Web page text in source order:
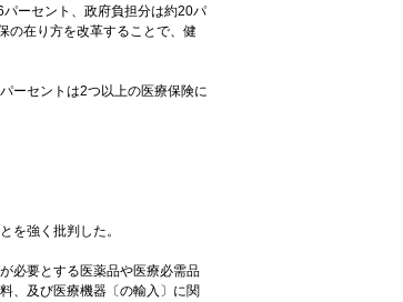
ーセント、政府負担分は約20パ
の在り方を改革することで、健
ーセントは2つ以上の医療保険に
を強く批判した。
必要とする医薬品や医療必需品
、及び医療機器〔の輸入〕に関